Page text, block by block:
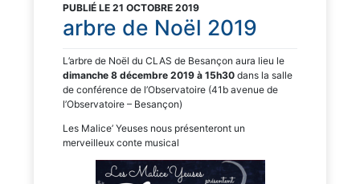
PUBLIÉ LE 21 OCTOBRE 2019
arbre de Noël 2019
L’arbre de Noël du CLAS de Besançon aura lieu le
dimanche 8 décembre 2019 à 15h30 dans la salle
de conférence de l’Observatoire (41b avenue de
l’Observatoire – Besançon)
Les Malice’ Yeuses nous présenteront un
merveilleux conte musical